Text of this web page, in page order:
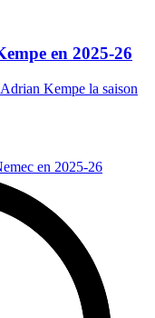
en 2025-26
Kempe la saison